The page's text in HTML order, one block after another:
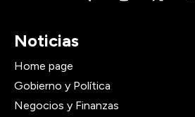
Noticias
Home page
Gobierno y Política
Negocios y Finanzas